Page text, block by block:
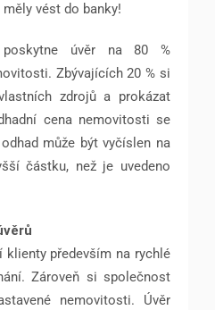
vést do banky!
úvěr na 80 %
Zbývajících 20 % si
zdrojů a prokázat
cena nemovitosti se
může být vyčíslen na
částku, než je uvedeno
klienty především na rychlé
Zároveň si společnost
nemovitosti. Úvěr